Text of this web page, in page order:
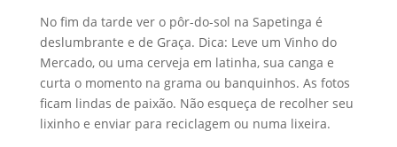
No fim da tarde ver o pôr-do-sol na Sapetinga é
deslumbrante e de Graça. Dica: Leve um Vinho do
Mercado, ou uma cerveja em latinha, sua canga e
curta o momento na grama ou banquinhos. As fotos
ficam lindas de paixão. Não esqueça de recolher seu
lixinho e enviar para reciclagem ou numa lixeira.